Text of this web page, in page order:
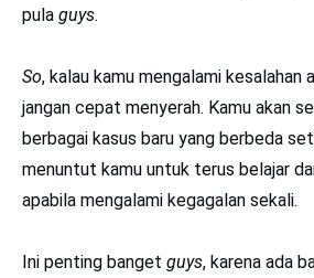
pula guys.
So, kalau kamu mengalami kesalahan
jangan cepat menyerah. Kamu akan
berbagai kasus baru yang berbeda
menuntut kamu untuk terus belajar
apabila mengalami kegagalan sekali.
Ini penting banget guys, karena ada